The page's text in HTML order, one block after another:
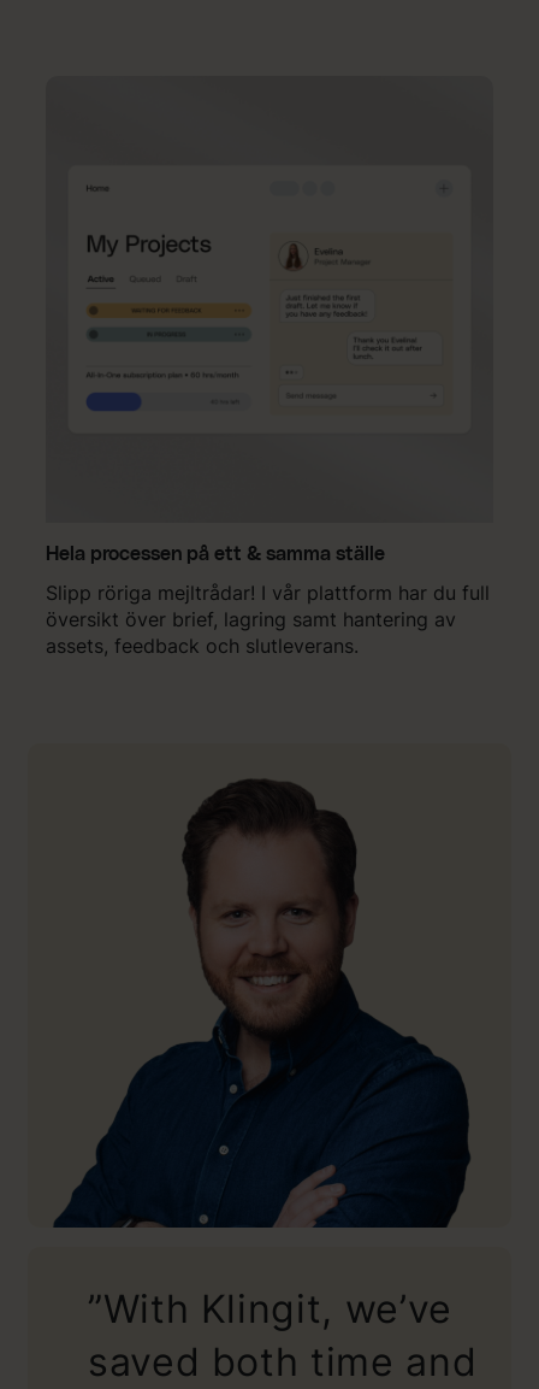
Hela processen på ett & samma ställe
Slipp röriga mejltrådar! I vår plattform har du full
översikt över brief, lagring samt hantering av
assets, feedback och slutleverans.
”With Klingit, we’ve
saved both time and